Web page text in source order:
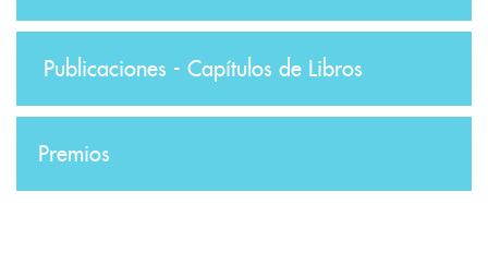
Publicaciones - Capítulos de Libros
Premios